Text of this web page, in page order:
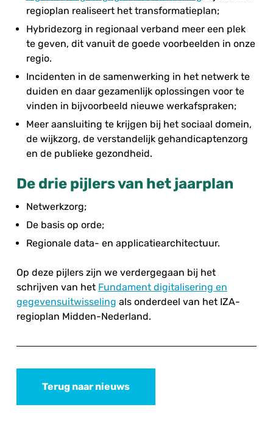
regioplan realiseert het transformatieplan;
Hybridezorg in regionaal verband meer een plek
te geven, dit vanuit de goede voorbeelden in onze
regio.
Incidenten in de samenwerking in het netwerk te
duiden en daar gezamenlijk oplossingen voor te
vinden in bijvoorbeeld nieuwe werkafspraken;
Meer aansluiting te krijgen bij het sociaal domein,
de wijkzorg, de verstandelijk gehandicaptenzorg
en de publieke gezondheid.
De drie pijlers van het jaarplan
Netwerkzorg;
De basis op orde;
Regionale data- en applicatiearchitectuur.
Op deze pijlers zijn we verdergegaan bij het
schrijven van het Fundament digitalisering en
gegevensuitwisseling als onderdeel van het IZA-
regioplan Midden-Nederland.
Terug naar nieuws